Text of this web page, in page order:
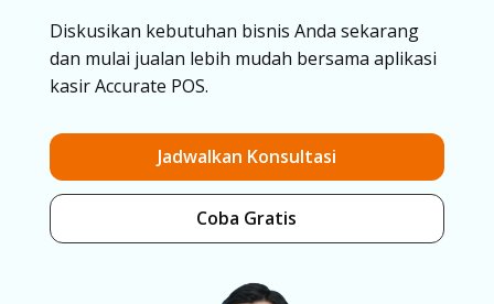
Diskusikan kebutuhan bisnis Anda sekarang
dan mulai jualan lebih mudah bersama aplikasi
kasir Accurate POS.
Jadwalkan Konsultasi
Coba Gratis